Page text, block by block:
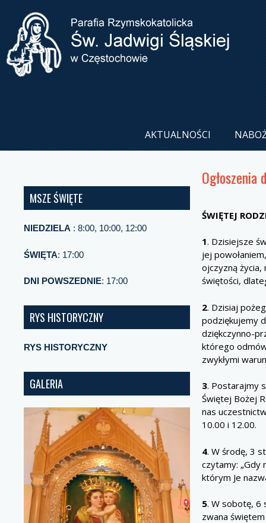
AKTUALNOŚCI
MSZE ŚWIĘTE
NIEDZIELA : 8:00, 10:00, 12:00
ŚWIĘTA: 17:00
DNI POWSZEDNIE: 17:00
RYS HISTORYCZNY
RYS HISTORYCZNY
GALERIA
ŚWIĘTEJ
1. Dzisiejsze
jej
ojczyzną życia,
świętości,
2. Dzisiaj
podziękujemy
dziękczynno-
którego
zwykłymi
3. Postarajmy
Świętej Bożej
nas
10.00 i 12.00.
4. W środę, 3
czytamy: „Gdy
którym Je
5. W sobotę, 6
zwana